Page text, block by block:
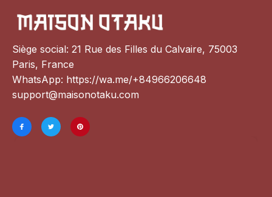
Siège social: 21 Rue des Filles du Calvaire, 75003
Paris, France
WhatsApp: https://wa.me/+84966206648
support@maisonotaku.com